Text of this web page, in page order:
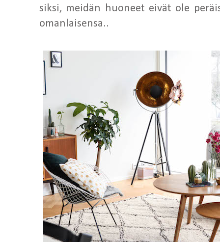
siksi, meidän huoneet eivät ole
omanlaisensa..